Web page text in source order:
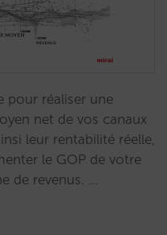
pour réaliser une
net de vos canaux
leur rentabilité réelle,
le GOP de votre
de revenus. …